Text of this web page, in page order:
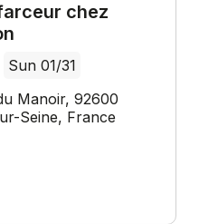
chez
Sun 01/31
Manoir, 92600
Seine, France